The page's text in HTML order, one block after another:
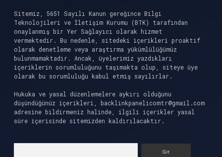
Sitemiz, 5651 Sayılı Kanun gereğince Bilgi
Teknolojileri ve İletişim Kurumu (BTK) tarafından
onaylanmış bir Yer Sağlayıcı olarak hizmet
vermektedir. Bu nedenle, sitedeki içerikleri proaktif
olarak denetleme veya araştırma yükümlülüğümüz
bulunmamaktadır. Ancak, üyelerimiz yazdıkları
içeriklerin sorumluluğunu taşımakta olup, siteye üye
olarak bu sorumluluğu kabul etmiş sayılırlar.
Hukuka ve yasal düzenlemelere aykırı olduğunu
düşündüğünüz içerikleri, backlinkpanelicomtr@gmail.com
adresine bildirmeniz halinde, ilgili içerikler yasal
süre içerisinde sitemizden kaldırılacaktır.